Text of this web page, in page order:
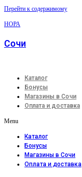
Перейти к содержимому
НОРА
Сочи
Каталог
Бонусы
Магазины в Сочи
Оплата и доставка
Menu
Каталог
Бонусы
Магазины в Сочи
Оплата и доставка